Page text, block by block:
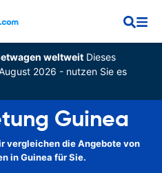
weltweitDieses
2026 - nutzen Sie es
Guinea
vergleichen die Angebote von
in Guinea für Sie.